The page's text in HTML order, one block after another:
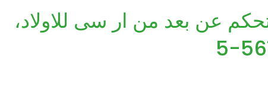
عن بعد من ار سى للاولاد،